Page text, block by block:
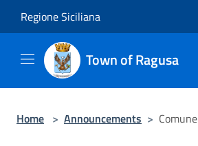
Regione Siciliana
Town of Ragusa
Home > Announcements > Comune